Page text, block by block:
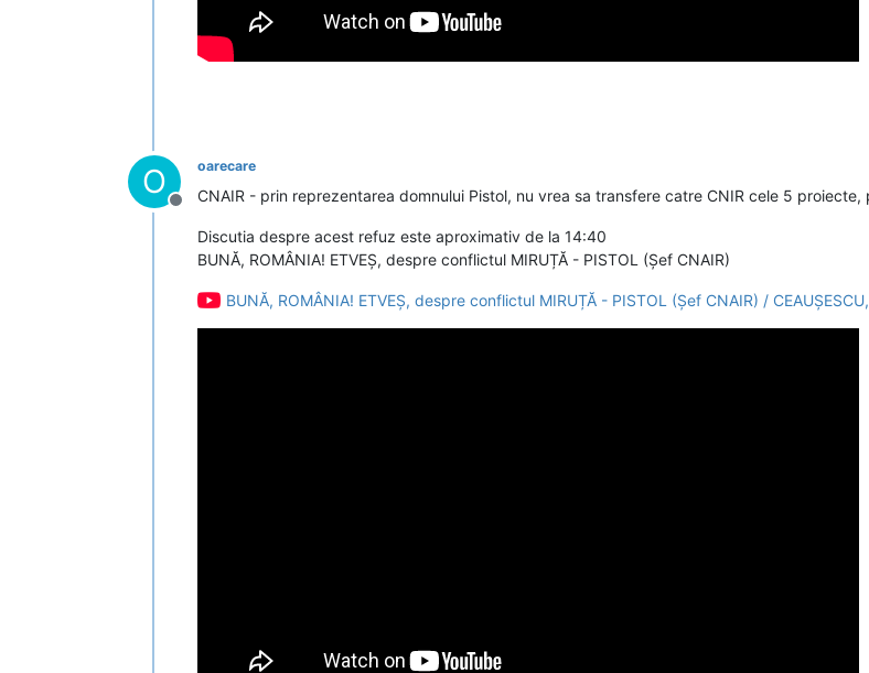
O
Deconectat
oarecare
CNAIR - prin reprezentarea domnului Pistol, nu vrea sa transfere catre CNIR cele 5 proiecte,
Discutia despre acest refuz este aproximativ de la 14:40
BUNĂ, ROMÂNIA! ETVEȘ, despre conflictul MIRUȚĂ - PISTOL (Șef CNAIR)
BUNĂ, ROMÂNIA! ETVEȘ, despre conflictul MIRUȚĂ - PISTOL (Șef CNAIR) /